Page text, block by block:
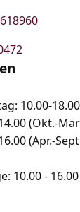
10.00-18.00
(Okt.-
(Apr.-
10.00 - 16.00